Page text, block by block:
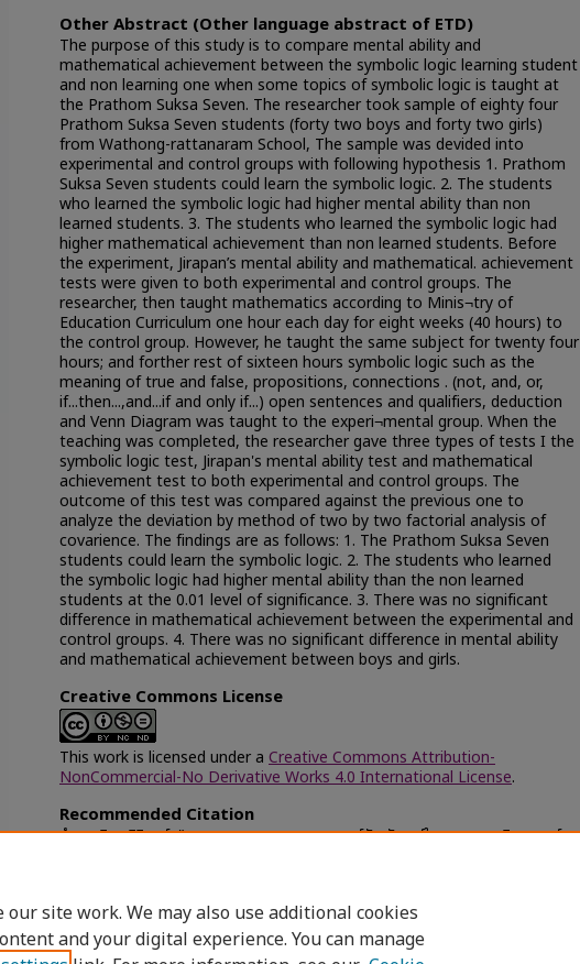
Other Abstract (Other language abstract of ETD)
The purpose of this study is to compare mental ability and
mathematical achievement between the symbolic logic learning student
and non learning one when some topics of symbolic logic is taught at
the Prathom Suksa Seven. The researcher took sample of eighty four
Prathom Suksa Seven students (forty two boys and forty two girls)
from Wathong-rattanaram School, The sample was devided into
experimental and control groups with following hypothesis 1. Prathom
Suksa Seven students could learn the symbolic logic. 2. The students
who learned the symbolic logic had higher mental ability than non
learned students. 3. The students who learned the symbolic logic had
higher mathematical achievement than non learned students. Before
the experiment, Jirapan’s mental ability and mathematical. achievement
tests were given to both experimental and control groups. The
researcher, then taught mathematics according to Minis¬try of
Education Curriculum one hour each day for eight weeks (40 hours) to
the control group. However, he taught the same subject for twenty four
hours; and forther rest of sixteen hours symbolic logic such as the
meaning of true and false, propositions, connections . (not, and, or,
if...then...,and...if and only if...) open sentences and qualifiers, deduction
and Venn Diagram was taught to the experi¬mental group. When the
teaching was completed, the researcher gave three types of tests I the
symbolic logic test, Jirapan's mental ability test and mathematical
achievement test to both experimental and control groups. The
outcome of this test was compared against the previous one to
analyze the deviation by method of two by two factorial analysis of
covarience. The findings are as follows: 1. The Prathom Suksa Seven
students could learn the symbolic logic. 2. The students who learned
the symbolic logic had higher mental ability than the non learned
students at the 0.01 level of significance. 3. There was no significant
difference in mathematical achievement between the experimental and
control groups. 4. There was no significant difference in mental ability
and mathematical achievement between boys and girls.
Creative Commons License
This work is licensed under a Creative Commons Attribution-
NonCommercial-No Derivative Works 4.0 International License.
Recommended Citation
สำเภาเงิน, มิลินทร์, "การทดลองแทรกตรรกศาสตร์สัญลักษณ์ในการสอนคณิตศาสตร์
site work. We may also use additional cookies
and your digital experience. You can manage